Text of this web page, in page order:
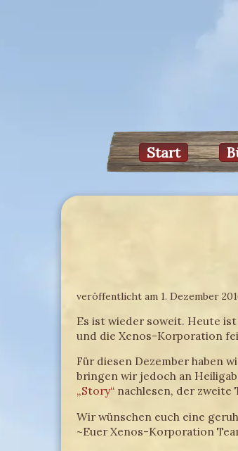
Start
veröffentlicht am 1. Dezember
Es ist wieder soweit. Heute
und die Xenos-Korporation
Für diesen Dezember haben
bringen wir jedoch an
„Story“nachlesen, der zweite
Wir wünschen euch eine
~Euer Xenos-Korporation